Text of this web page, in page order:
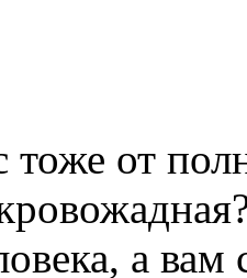
тоже от
а